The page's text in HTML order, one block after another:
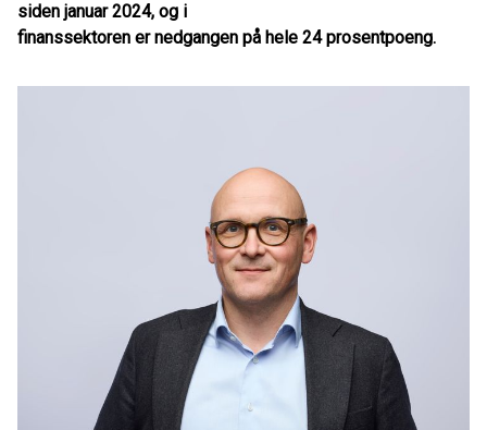
siden januar 2024, og i
finanssektoren er nedgangen på hele 24 prosentpoeng.